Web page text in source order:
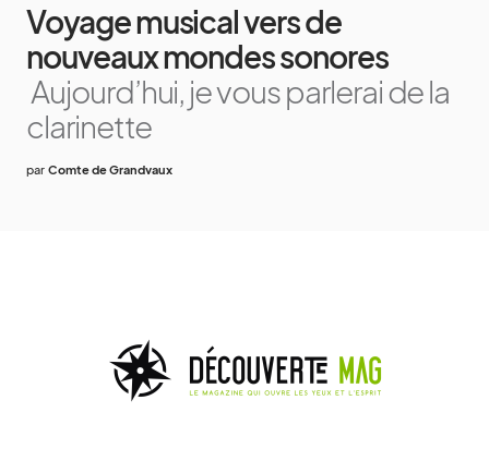
Voyage musical vers de
nouveaux mondes sonores
Aujourd’hui, je vous parlerai de la
clarinette
par Comte de Grandvaux